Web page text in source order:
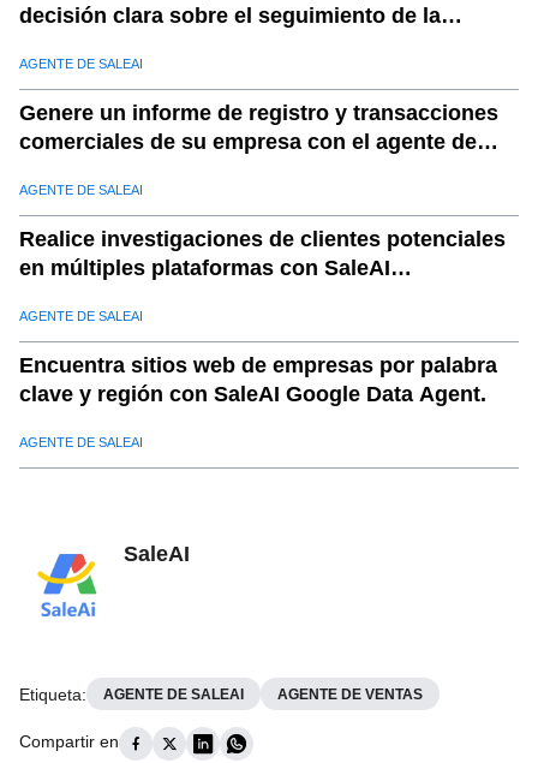
decisión clara sobre el seguimiento de la
AGENTE DE SALEAI
Genere un informe de registro y transacciones
comerciales de su empresa con el agente de
AGENTE DE SALEAI
Realice investigaciones de clientes potenciales
en múltiples plataformas con SaleAI
AGENTE DE SALEAI
Encuentra sitios web de empresas por palabra
clave y región con SaleAI Google Data Agent.
AGENTE DE SALEAI
SaleAI
Etiqueta: AGENTE DE SALEAI AGENTE DE VENTAS
Compartir en